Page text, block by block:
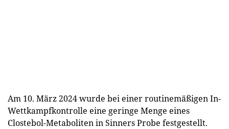
Am 10. März 2024 wurde bei einer routinemäßigen In-
Wettkampfkontrolle eine geringe Menge eines
Clostebol-Metaboliten in Sinners Probe festgestellt.